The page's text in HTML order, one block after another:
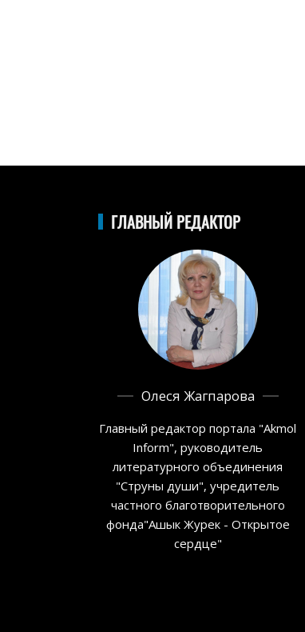
ГЛАВНЫЙ РЕДАКТОР
Олеся Жагпарова
Главный редактор портала "Akmol
Inform", руководитель
литературного объединения
"Струны души", учредитель
частного благотворительного
фонда"Ашык Журек - Открытое
сердце"